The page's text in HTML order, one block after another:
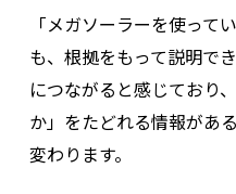
「メガソーラーを使って
も、根拠をもって説明で
につながると感じており
か」をたどれる情報があ
変わります。